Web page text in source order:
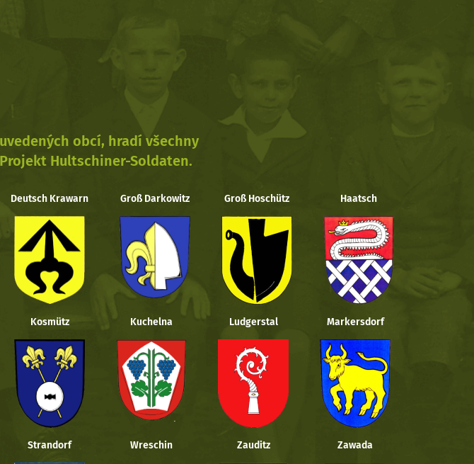
obcí, hradí všechny
Hultschiner-Soldaten.
Deutsch Krawarn Groß Darkowitz Groß Hoschütz Haatsch
Kosmütz Kuchelna Ludgerstal Markersdorf
Strandorf Wreschin Zauditz Zawada